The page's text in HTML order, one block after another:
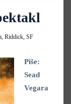
Riddick, SF
Piše:
Sead
Vegara